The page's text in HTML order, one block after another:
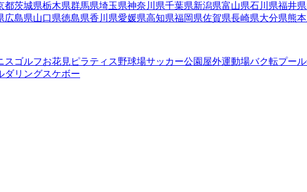
都茨城県栃木県群馬県埼玉県神奈川県千葉県新潟県富山県石川県福井県
広島県山口県徳島県香川県愛媛県高知県福岡県佐賀県長崎県大分県熊
ス ゴルフお花見 ピラティス野球場サッカー公園 屋外運動場バク転プール
ダリングスケボー